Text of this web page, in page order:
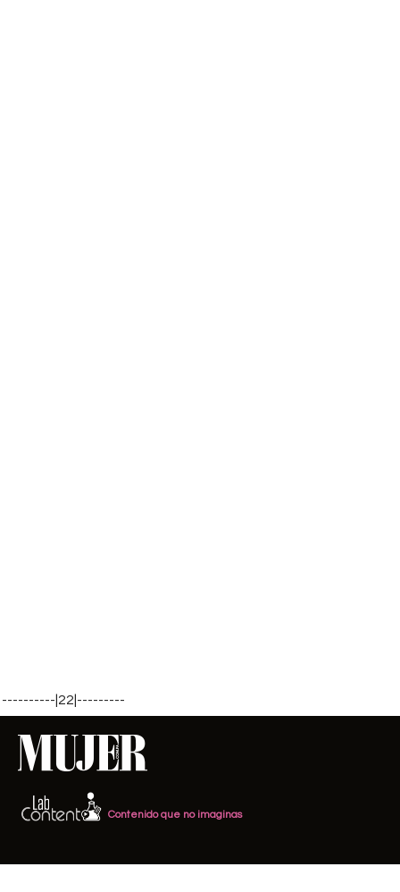
----------|22|---------
Contenido que no imaginas